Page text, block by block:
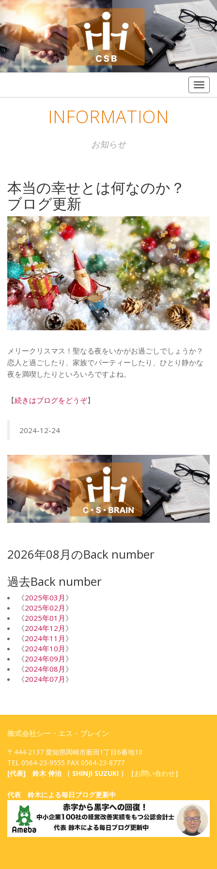
INFORMATION
お知らせ
本当の幸せとは何なのか？
ブログ更新
メリークリスマス！聖なる夜をいかがお過ごしでしょうか？
恋人と過ごしたり、家族でパーティーしたり、ひとり静かな
夜を満喫したりといろいろですよね。
【続きはブログをどうぞ】
2024-12-24
2026年08月のBack number
過去Back number
《2025年03月 》
《2025年02月 》
《2025年01月 》
《2024年12月 》
《2024年11月 》
《2024年10月 》
《2024年09月 》
《2024年08月 》
《2024年07月 》
株式会社シー・エス・ブレイン
〒444-2137 愛知県岡崎市薮田1丁目6番地10
TEL 0564-23-9555 FAX 0564-23-8777
[代表] 鈴木 伸治 （ SHINJI SUZUKI ）［お問い合わせ］
代表 鈴木による毎日ブログ更新中